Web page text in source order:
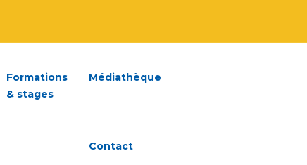
Formations
& stages
Médiathèque
Contact